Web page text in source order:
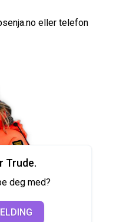
eller telefon
Trude.
deg med?